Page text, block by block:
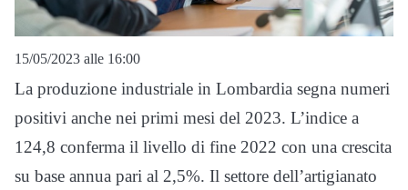
15/05/2023 alle 16:00
La produzione industriale in Lombardia segna numeri
positivi anche nei primi mesi del 2023. L’indice a
124,8 conferma il livello di fine 2022 con una crescita
su base annua pari al 2,5%. Il settore dell’artigianato